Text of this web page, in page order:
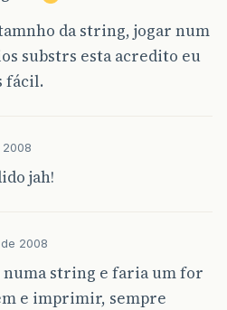
da string, jogar num
substrs esta acredito eu
fácil.
2008
jah!
2008
string e faria um for
e imprimir, sempre